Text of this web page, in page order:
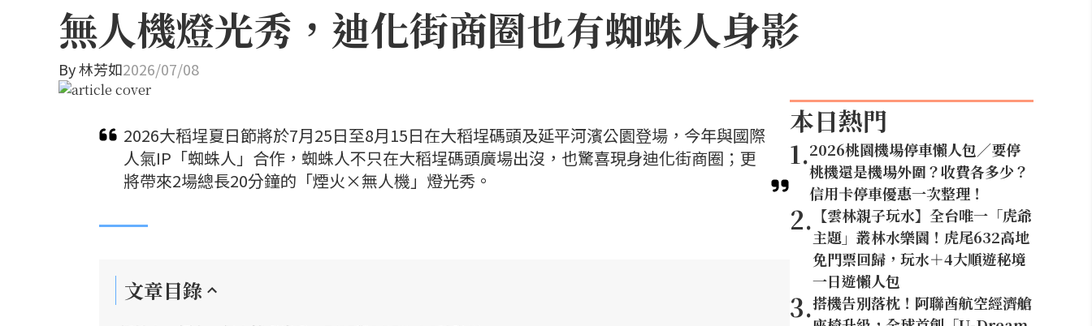
無人機燈光秀，迪化街商圈也有蜘蛛人身影
By林芳如2026/07/08
2026大稻埕夏日節將於7月25日至8月15日在大稻埕碼頭及延平河濱公園登場，今年與國際
人氣IP「蜘蛛人」合作，蜘蛛人不只在大稻埕碼頭廣場出沒，也驚喜現身迪化街商圈；更
將帶來2場總長20分鐘的「煙火×無人機」燈光秀。
文章目錄
本日熱門
1.2026桃園機場停車懶人包／要停
桃機還是機場外圍？收費各多少？
信用卡停車優惠一次整理！
2. 【雲林親子玩水】全台唯一「虎爺
主題」叢林水樂園！虎尾632高地
免門票回歸，玩水＋4大順遊秘境
一日遊懶人包
3.搭機告別落枕！阿聯酋航空經濟艙